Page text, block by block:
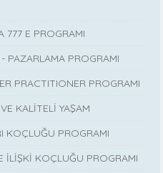
777 E PROGRAMI
PAZARLAMA PROGRAMI
PRACTITIONER PROGRAMI
KALİTELİ YAŞAM
KOÇLUĞU PROGRAMI
İLİŞKİ KOÇLUĞU PROGRAMI